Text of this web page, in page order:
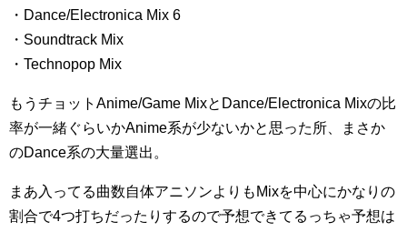
・Dance/Electronica Mix 6
・Soundtrack Mix
・Technopop Mix
もうチョットAnime/Game MixとDance/Electronica Mixの比
率が一緒ぐらいかAnime系が少ないかと思った所、まさか
のDance系の大量選出。
まあ入ってる曲数自体アニソンよりもMixを中心にかなりの
割合で4つ打ちだったりするので予想できてるっちゃ予想は